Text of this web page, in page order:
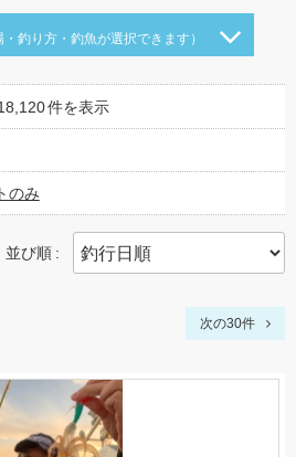
・釣り方・釣魚が選択できます）
件を表示
のみ
並び順
次の30件